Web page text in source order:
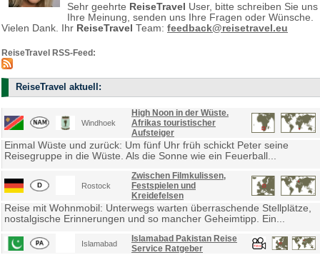
Sehr geehrte ReiseTravel User, bitte schreiben Sie uns
Ihre Meinung, senden uns Ihre Fragen oder Wünsche.
Vielen Dank. Ihr ReiseTravel Team: feedback@reisetravel.eu
ReiseTravel RSS-Feed:
ReiseTravel aktuell:
Windhoek
High Noon in der Wüste.
Afrikas touristischer
Aufsteiger
Einmal Wüste und zurück: Um fünf Uhr früh schickt Peter seine
Reisegruppe in die Wüste. Als die Sonne wie ein Feuerball...
Rostock
Zwischen Filmkulissen,
Festspielen und
Kreidefelsen
Reise mit Wohnmobil: Unterwegs warten überraschende Stellplätze,
nostalgische Erinnerungen und so mancher Geheimtipp. Ein...
Islamabad
Islamabad Pakistan Reise
Service Ratgeber